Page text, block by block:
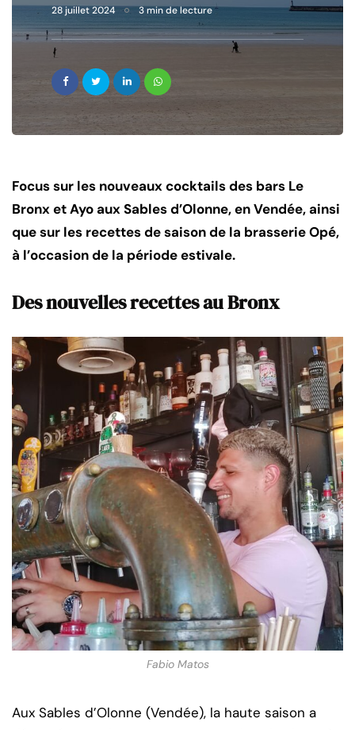
28 juillet 2024 3 min de lecture
Focus sur les nouveaux cocktails des bars Le
Bronx et Ayo aux Sables d’Olonne, en Vendée, ainsi
que sur les recettes de saison de la brasserie Opé,
à l’occasion de la période estivale.
Des nouvelles recettes au Bronx
Fabio Matos
Aux Sables d’Olonne (Vendée), la haute saison a